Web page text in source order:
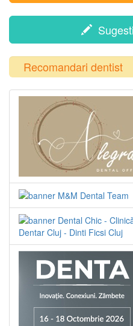
Recomandari dentist